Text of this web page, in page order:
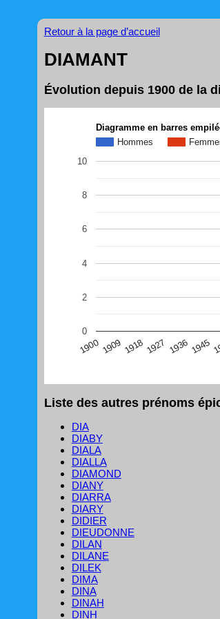
Retour à la page d’accueil
DIAMANT
Évolution depuis 1900 de la
Diagramme en barres
Hommes
1900 1909 1918 1927 1936 1945
0
2
4
6
8
10
Liste des autres prénoms
DIA
DIABY
DIALA
DIALLA
DIAMOND
DIANY
DIARRA
DIARY
DIDIER
DIEUDONNE
DILAN
DILANE
DILEK
DIMA
DINA
DINAH
DINH